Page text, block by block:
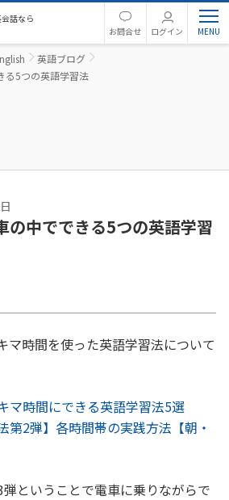
話なら
お問合せ ログイン
英語ブログ
る5つの英語学習法
の中でできる5つの英語学習
マ時間を使った英語学習法について
マ時間にできる英語学習法5選
第2弾】各時間帯の実践方法【朝・
ということで電車に乗りながらで